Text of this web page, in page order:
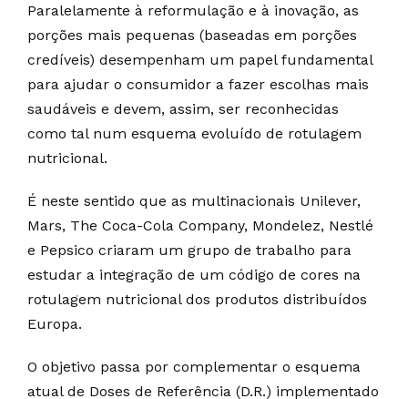
Paralelamente à reformulação e à inovação, as
porções mais pequenas (baseadas em porções
credíveis) desempenham um papel fundamental
para ajudar o consumidor a fazer escolhas mais
saudáveis e devem, assim, ser reconhecidas
como tal num esquema evoluído de rotulagem
nutricional.
É neste sentido que as multinacionais Unilever,
Mars, The Coca-Cola Company, Mondelez, Nestlé
e Pepsico criaram um grupo de trabalho para
estudar a integração de um código de cores na
rotulagem nutricional dos produtos distribuídos
Europa.
O objetivo passa por complementar o esquema
atual de Doses de Referência (D.R.) implementado